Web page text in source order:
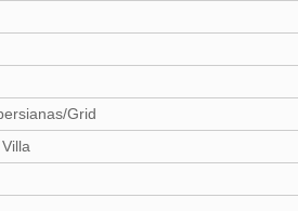
Grid